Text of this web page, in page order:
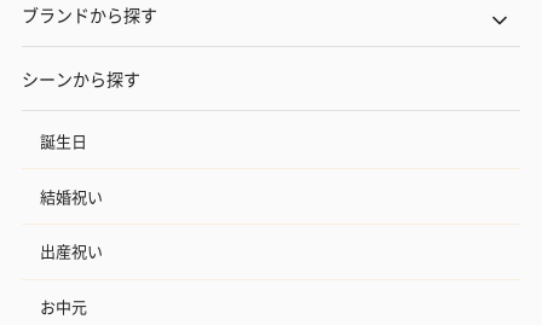
ブランドから探す
シーンから探す
誕生日
結婚祝い
出産祝い
お中元